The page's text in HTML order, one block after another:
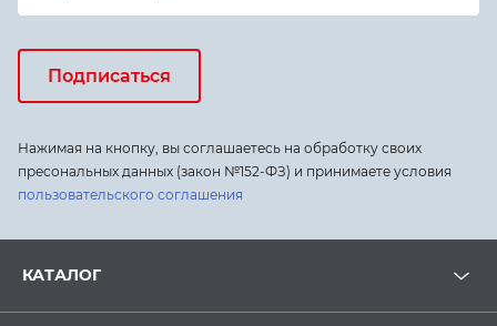
Подписаться
Нажимая на кнопку, вы соглашаетесь на обработку своих
пресональных данных (закон №152-ФЗ) и принимаете условия
пользовательского соглашения
КАТАЛОГ